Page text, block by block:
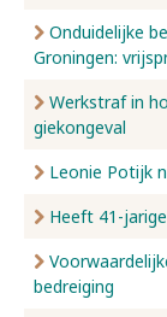
Onduidelijke
Groningen:
Werkstraf in
giekongeval
Leonie Potijk
Heeft 41-
bedreiging